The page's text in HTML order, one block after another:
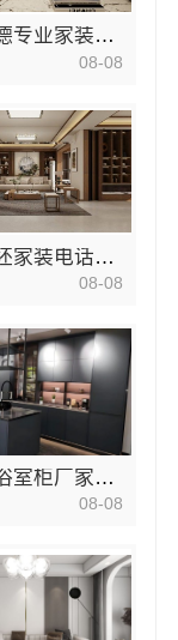
佛山顺德专业家装装饰-雅居美家
08-08
海安毛坯家装电话，南通宏域全宅装饰建材有限公司直拨
08-08
不锈钢浴室柜厂家江浙沪加盟江苏东钢金属科技有限公司
08-08